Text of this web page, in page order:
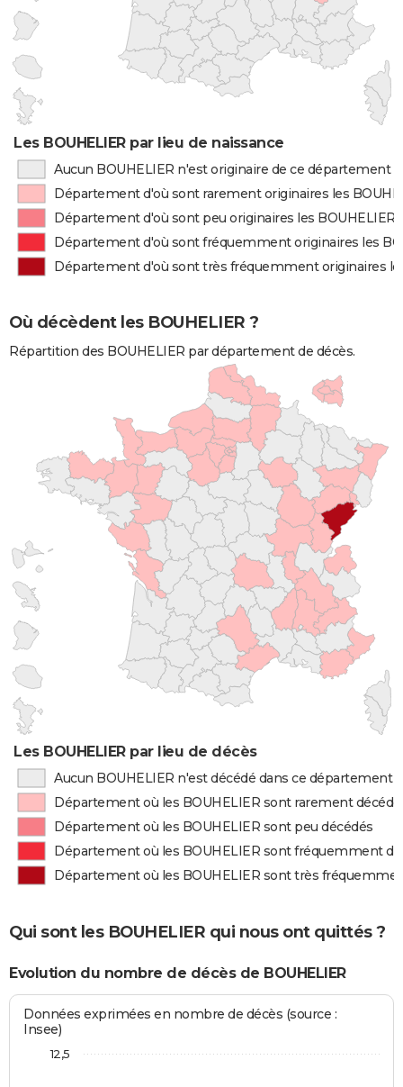
Les BOUHELIER par lieu de naissance
Aucun BOUHELIER n'est originaire de ce département
Département d'où sont rarement originaires les
Département d'où sont peu originaires les BOUHELIER
Département d'où sont fréquemment originaires les
Département d'où sont très fréquemment originaires
Où décèdent les BOUHELIER ?
Répartition des BOUHELIER par département de décès.
Les BOUHELIER par lieu de décès
Aucun BOUHELIER n'est décédé dans ce département
Département où les BOUHELIER sont rarement
Département où les BOUHELIER sont peu décédés
Département où les BOUHELIER sont fréquemment
Département où les BOUHELIER sont très
Qui sont les BOUHELIER qui nous ont quittés ?
Evolution du nombre de décès de BOUHELIER
Données exprimées en nombre de décès (source :
Insee)
12,5